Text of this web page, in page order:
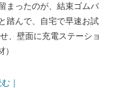
まったのが、結束ゴムバ
踏んで、自宅で早速お試
、壁面に充電ステーショ
｜